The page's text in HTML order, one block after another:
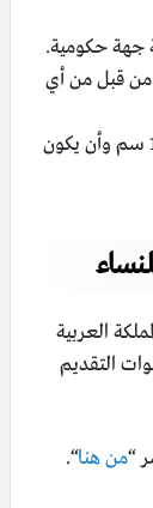
جهة حكومية.
من قبل من أي
يجب ألّا يقل الطول عن 155 سم وأن يكون
العربية
التقديم
“من هنا“.